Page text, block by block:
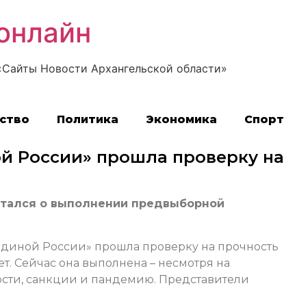
Новости Архангельской области»
Политика Экономика Спорт
России» прошла проверку на
о выполнении предвыборной
России» прошла проверку на прочность
Сейчас она выполнена – несмотря на
санкции и пандемию. Представители